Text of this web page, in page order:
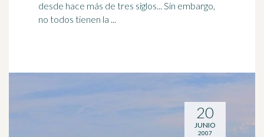
desde hace más de tres siglos... Sin embargo,
no todos tienen la ...
20
JUNIO
2007